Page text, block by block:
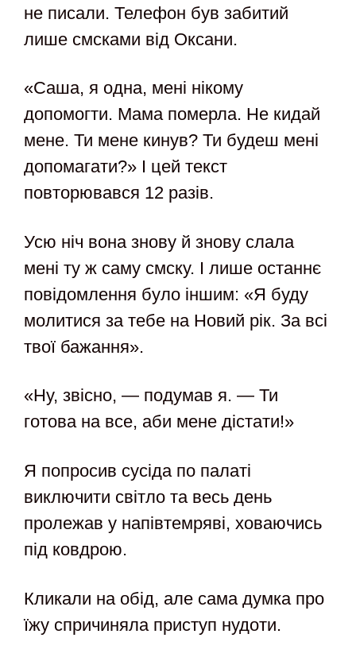
не писали. Телефон був забитий
лише смсками від Оксани.
«Саша, я одна, мені нікому
допомогти. Мама померла. Не кидай
мене. Ти мене кинув? Ти будеш мені
допомагати?» І цей текст
повторювався 12 разів.
Усю ніч вона знову й знову слала
мені ту ж саму смску. І лише останнє
повідомлення було іншим: «Я буду
молитися за тебе на Новий рік. За всі
твої бажання».
«Ну, звісно, — подумав я. — Ти
готова на все, аби мене дістати!»
Я попросив сусіда по палаті
виключити світло та весь день
пролежав у напівтемряві, ховаючись
під ковдрою.
Кликали на обід, але сама думка про
їжу спричиняла приступ нудоти.